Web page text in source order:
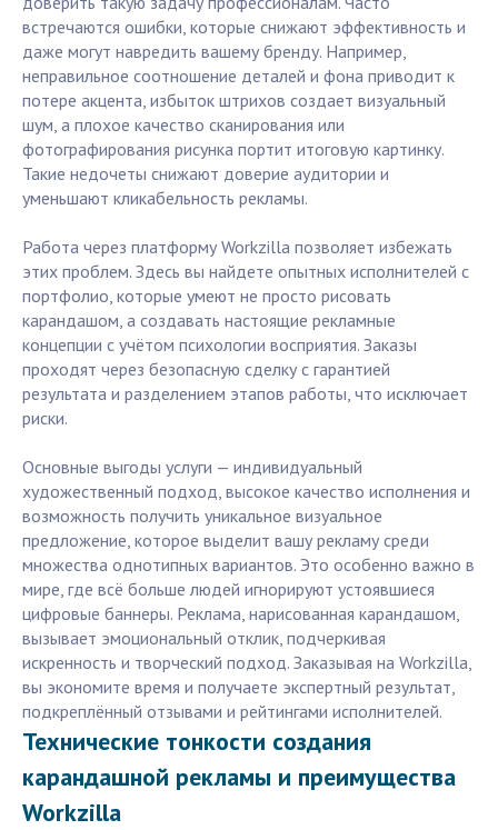
встречаются ошибки, которые снижают эффективность и
даже могут навредить вашему бренду. Например,
неправильное соотношение деталей и фона приводит к
потере акцента, избыток штрихов создает визуальный
шум, а плохое качество сканирования или
фотографирования рисунка портит итоговую картинку.
Такие недочеты снижают доверие аудитории и
уменьшают кликабельность рекламы.
Работа через платформу Workzilla позволяет избежать
этих проблем. Здесь вы найдете опытных исполнителей с
портфолио, которые умеют не просто рисовать
карандашом, а создавать настоящие рекламные
концепции с учётом психологии восприятия. Заказы
проходят через безопасную сделку с гарантией
результата и разделением этапов работы, что исключает
риски.
Основные выгоды услуги — индивидуальный
художественный подход, высокое качество исполнения и
возможность получить уникальное визуальное
предложение, которое выделит вашу рекламу среди
множества однотипных вариантов. Это особенно важно в
мире, где всё больше людей игнорируют устоявшиеся
цифровые баннеры. Реклама, нарисованная карандашом,
вызывает эмоциональный отклик, подчеркивая
искренность и творческий подход. Заказывая на Workzilla,
вы экономите время и получаете экспертный результат,
подкреплённый отзывами и рейтингами исполнителей.
Технические тонкости создания
карандашной рекламы и преимущества
Workzilla